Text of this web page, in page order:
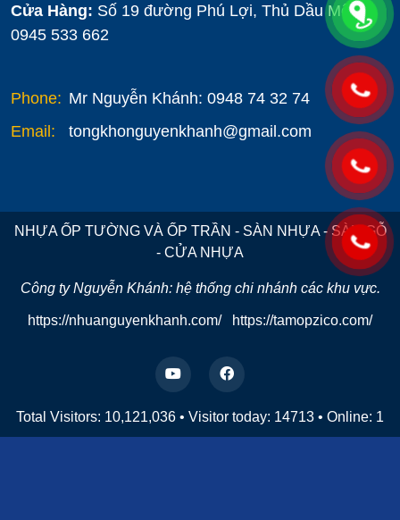
Cửa Hàng: Số 19 đường Phú Lợi, Thủ Dầu Một :
0945 533 662
Phone: Mr Nguyễn Khánh: 0948 74 32 74
Email:
tongkhonguyenkhanh@gmail.com
NHỰA ỐP TƯỜNG VÀ ỐP TRẦN - SÀN NHỰA - SÀN GỖ
- CỬA NHỰA
Công ty Nguyễn Khánh: hệ thống chi nhánh các khu vực.
https://nhuanguyenkhanh.com/ https://tamopzico.com/
Total Visitors: 10,121,036 • Visitor today: 14713 • Online: 1